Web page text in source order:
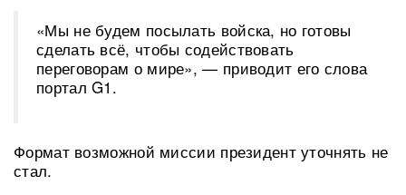
«Мы не будем посылать войска, но готовы
сделать всё, чтобы содействовать
переговорам о мире», — приводит его слова
портал G1.
Формат возможной миссии президент уточнять не
стал.